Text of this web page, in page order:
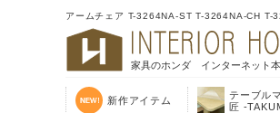
アームチェア T-3264NA-ST T-3264NA-CH T-
家具のホンダ インターネット
新作アイテム
テーブル
匠 -